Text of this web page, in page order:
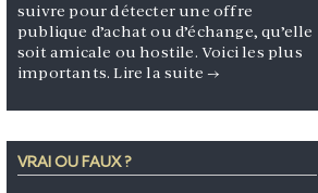
suivre pour détecter une offre
publique d’achat ou d’échange, qu’elle
soit amicale ou hostile. Voici les plus
importants.Lire la suite →
VRAI OU FAUX ?